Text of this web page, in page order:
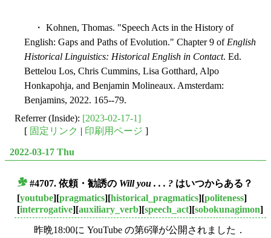
・ Kohnen, Thomas. "Speech Acts in the History of
English: Gaps and Paths of Evolution." Chapter 9 ofEnglish
Historical Linguistics: Historical English in Contact. Ed.
Bettelou Los, Chris Cummins, Lisa Gotthard, Alpo
Honkapohja, and Benjamin Molineaux. Amsterdam:
Benjamins, 2022. 165--79.
Referrer (Inside): [2023-02-17-1]
[ 固定リンク 印刷用ページ ]
2022-03-17 Thu
#4707. 依頼・勧誘の Will you . . . ? はいつからある？
[youtube][pragmatics][historical_pragmatics][politeness]
[interrogative][auxiliary_verb][speech_act][sobokunagimon]
昨晩18:00に YouTube の第6弾が公開されました．